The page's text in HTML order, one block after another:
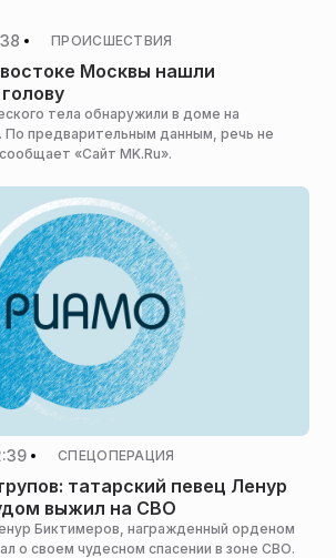
ПРОИСШЕСТВИЯ
Москвы нашли
тела обнаружили в доме на
По предварительным данным, речь не
«Сайт MK.Ru».
СПЕЦОПЕРАЦИЯ
татарский певец Ленур
выжил на СВО
Биктимеров, награжденный орденом
о своем чудесном спасении в зоне СВО.